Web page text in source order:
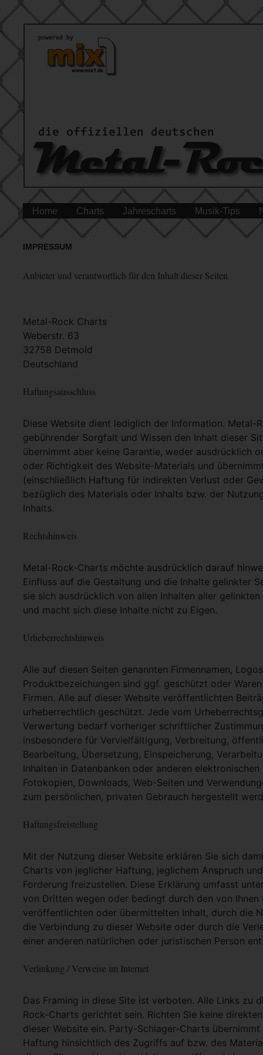
Home Charts Jahrescharts Musik-Tips
IMPRESSUM
Anbieter und verantwortlich für den Inhalt dieser Seiten
Metal-Rock Charts
Weberstr. 63
32758 Detmold
Deutschland
Haftungsausschluss
Diese Website dient lediglich der Information. Metal-
gebührender Sorgfalt und Wissen den Inhalt dieser
übernimmt aber keine Garantie, weder ausdrücklich
oder Richtigkeit des Website-Materials und
(einschließlich Haftung für indirekten Verlust oder
bezüglich des Materials oder Inhalts bzw. der
Inhalts.
Rechtshinweis
Metal-Rock-Charts möchte ausdrücklich darauf
Einfluss auf die Gestaltung und die Inhalte gelinkter
sie sich ausdrücklich von allen Inhalten aller
und macht sich diese Inhalte nicht zu Eigen.
Urheberrechtshinweis
Alle auf diesen Seiten genannten Firmennamen,
Produktbezeichungen sind ggf. geschützt oder
Firmen. Alle auf dieser Website veröffentlichten
urheberrechtlich geschützt. Jede vom
Verwertung bedarf vorheriger schriftlicher
insbesondere für Vervielfältigung, Verbreitung,
Bearbeitung, Übersetzung, Einspeicherung,
Inhalten in Datenbanken oder anderen
Fotokopien, Downloads, Web-Seiten und
zum persönlichen, privaten Gebrauch hergestellt
Haftungsfreistellung
Mit der Nutzung dieser Website erklären Sie sich
Charts von jeglicher Haftung, jeglichem Anspruch
Forderung freizustellen. Diese Erklärung umfasst
von Dritten wegen oder bedingt durch den von Ihnen
veröffentlichten oder übermittelten Inhalt, durch die
die Verbindung zu dieser Website oder durch die
einer anderen natürlichen oder juristischen Person
Verlinkung / Verweise im Internet
Das Framing in diese Site ist verboten. Alle Links zu
Rock-Charts gerichtet sein. Richten Sie keine
dieser Website ein. Party-Schlager-Charts
Haftung hinsichtlich des Zugriffs auf bzw. des